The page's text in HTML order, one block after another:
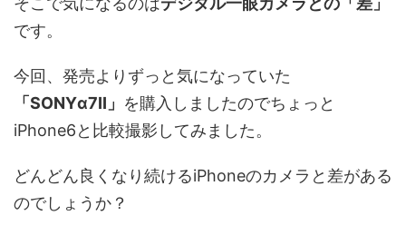
です。
今回、発売よりずっと気になっていた
「SONYα7II」 を購入しましたのでちょっと
iPhone6と比較撮影してみました。
どんどん良くなり続けるiPhoneのカメラと差がある
のでしょうか？